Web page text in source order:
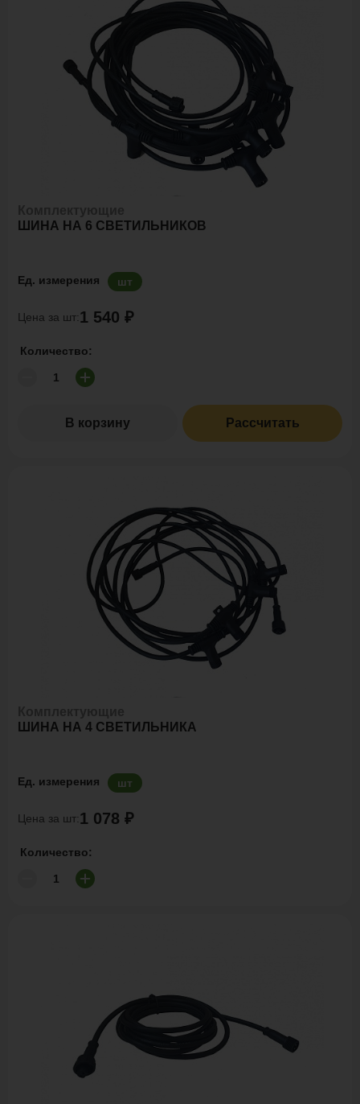
ШИНА НА 6 СВЕТИЛЬНИКОВ
Ед. измерения шт
Цена за шт:1 540 ₽
Количество:
В корзину Рассчитать
ШИНА НА 4 СВЕТИЛЬНИКА
Ед. измерения шт
Цена за шт:1 078 ₽
Количество: